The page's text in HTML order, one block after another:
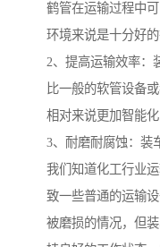
鹤管在运输过程中
环境来说是十分好的
2、提高运输效率：
比一般的软管设备
相对来说更加智能
3、耐磨耐腐蚀：装
我们知道化工行业
致一些普通的运输
被磨损的情况，但